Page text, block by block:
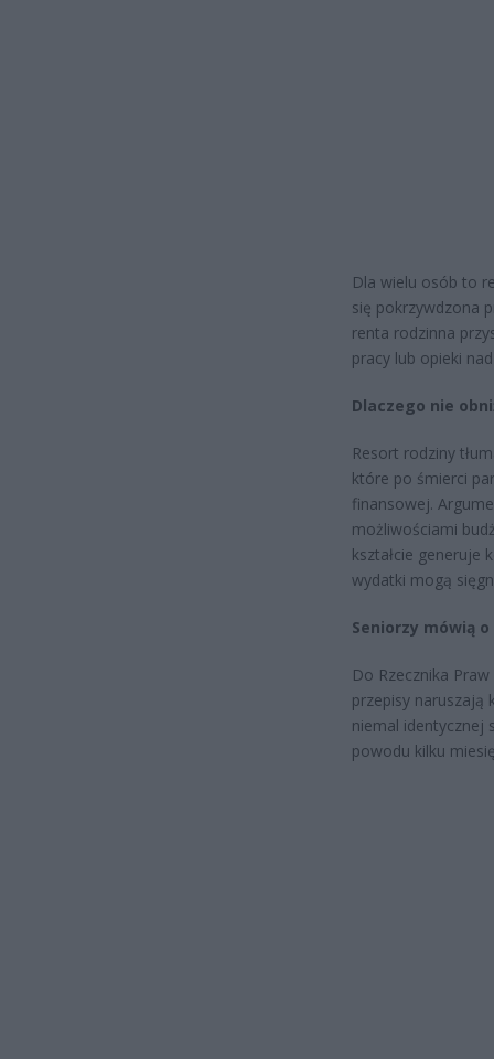
Dla wielu osób to
się pokrzywdzona
renta rodzinna
pracy lub opieki
Dlaczego nie
Resort rodziny
które po śmierci
finansowej.
możliwościami
kształcie generuje
wydatki mogą
Seniorzy mówią
Do Rzecznika
przepisy naruszają
niemal identycznej
powodu kilku